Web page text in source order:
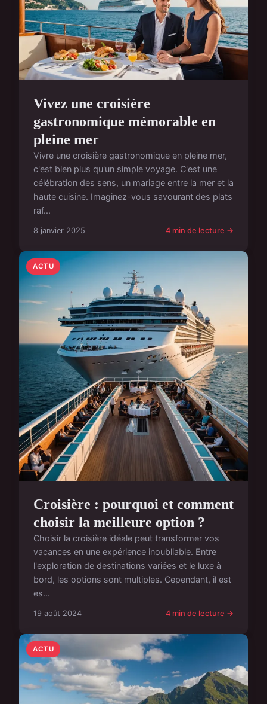
Vivez une croisière
gastronomique mémorable en
pleine mer
Vivre une croisière gastronomique en pleine mer,
c'est bien plus qu'un simple voyage. C'est une
célébration des sens, un mariage entre la mer et la
haute cuisine. Imaginez-vous savourant des plats
raf...
8 janvier 2025 4 min de lecture →
ACTU
Croisière : pourquoi et comment
choisir la meilleure option ?
Choisir la croisière idéale peut transformer vos
vacances en une expérience inoubliable. Entre
l'exploration de destinations variées et le luxe à
bord, les options sont multiples. Cependant, il est
es...
19 août 2024 4 min de lecture →
ACTU